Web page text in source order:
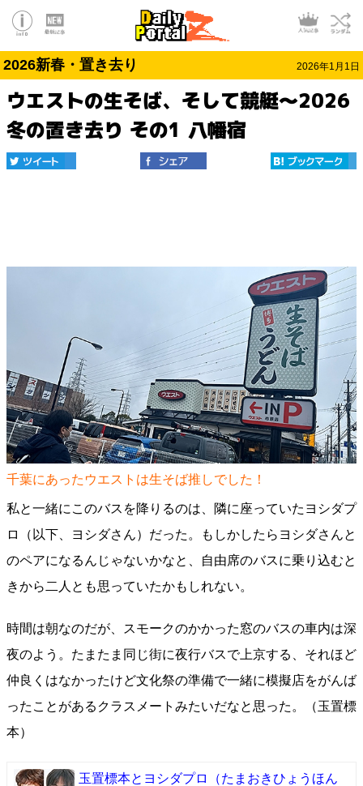
2026新春・置き去り 2026年1月1日
ウエストの生そば、そして競艇～2026
冬の置き去り その1 八幡宿
千葉にあったウエストは生そば推しでした！
私と一緒にこのバスを降りるのは、隣に座っていたヨシダプ
ロ（以下、ヨシダさん）だった。もしかしたらヨシダさんと
のペアになるんじゃないかなと、自由席のバスに乗り込むと
きから二人とも思っていたかもしれない。
時間は朝なのだが、スモークのかかった窓のバスの車内は深
夜のよう。たまたま同じ街に夜行バスで上京する、それほど
仲良くはなかったけど文化祭の準備で一緒に模擬店をがんば
ったことがあるクラスメートみたいだなと思った。（玉置標
本）
玉置標本とヨシダプロ
（たまおきひょうほん